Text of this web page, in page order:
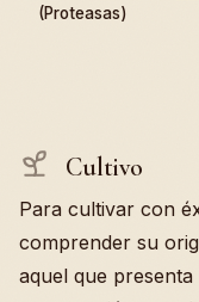
(Proteasas)
Cultivo
Para cultivar con
comprender su
aquel que